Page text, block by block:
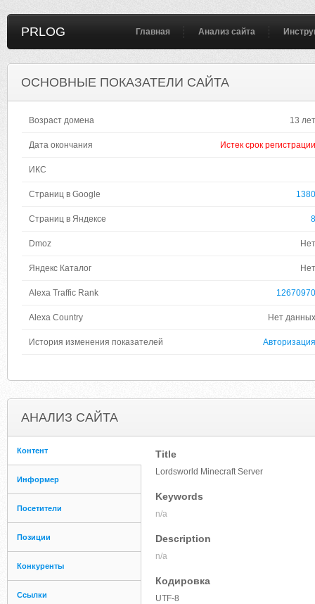
PRLOG Главная Анализ сайта
ОСНОВНЫЕ ПОКАЗАТЕЛИ САЙТА
Возраст домена 13 лет
Дата окончания Истек срок регистрации
ИКС
Страниц в Google 1380
Страниц в Яндексе 8
Dmoz Нет
Яндекс Каталог Нет
Alexa Traffic Rank 12670970
Alexa Country Нет данных
История изменения показателей Авторизация
АНАЛИЗ САЙТА
Контент
Информер
Посетители
Позиции
Конкуренты
Ссылки
Title
Lordsworld Minecraft Server
Keywords
n/a
Description
n/a
Кодировка
UTF-8